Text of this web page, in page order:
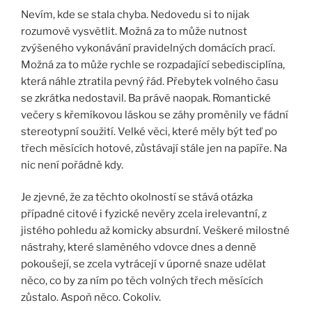
Nevím, kde se stala chyba. Nedovedu si to nijak
rozumově vysvětlit. Možná za to může nutnost
zvýšeného vykonávání pravidelných domácích prací.
Možná za to může rychle se rozpadající sebedisciplína,
která náhle ztratila pevný řád. Přebytek volného času
se zkrátka nedostavil. Ba právě naopak. Romantické
večery s křemíkovou láskou se záhy proměnily ve fádní
stereotypní soužití. Velké věci, které měly být teď po
třech měsících hotové, zůstávají stále jen na papíře. Na
nic není pořádně kdy.
Je zjevné, že za těchto okolností se stává otázka
případné citové i fyzické nevěry zcela irelevantní, z
jistého pohledu až komicky absurdní. Veškeré milostné
nástrahy, které slaměného vdovce dnes a denně
pokoušejí, se zcela vytrácejí v úporné snaze udělat
něco, co by za ním po těch volných třech měsících
zůstalo. Aspoň něco. Cokoliv.